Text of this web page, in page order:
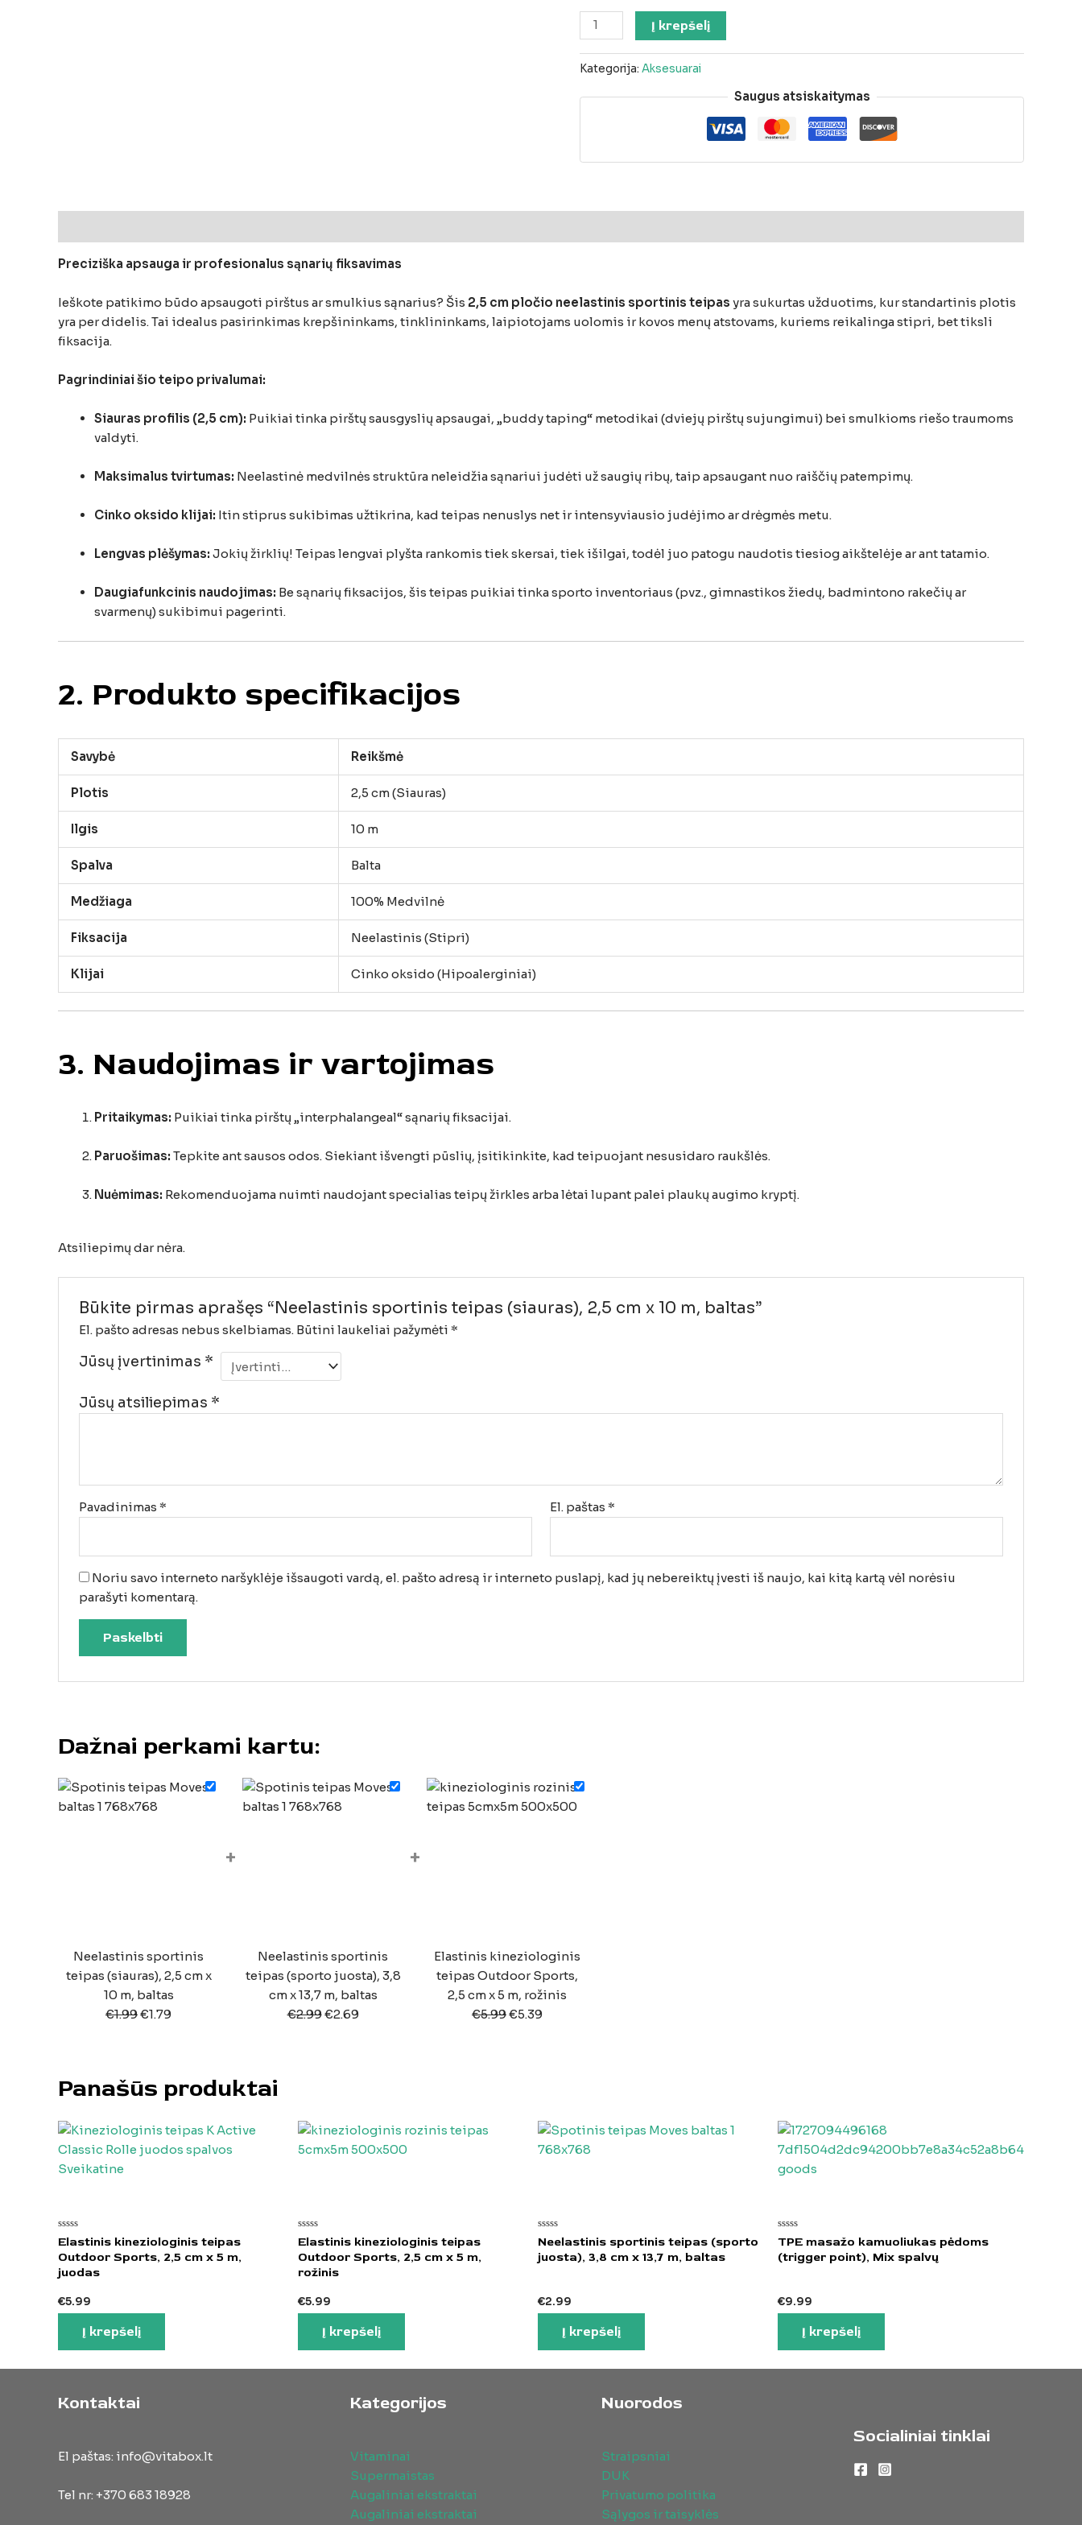
Į krepšelį
Kategorija: Aksesuarai
Saugus atsiskaitymas
Preciziška apsauga ir profesionalus sąnarių fiksavimas
Ieškote patikimo būdo apsaugoti pirštus ar smulkius sąnarius? Šis 2,5 cm pločio neelastinis sportinis teipas yra sukurtas užduotims, kur standartinis plotis
yra per didelis. Tai idealus pasirinkimas krepšininkams, tinklininkams, laipiotojams uolomis ir kovos menų atstovams, kuriems reikalinga stipri, bet tiksli
fiksacija.
Pagrindiniai šio teipo privalumai:
Siauras profilis (2,5 cm): Puikiai tinka pirštų sausgyslių apsaugai, „buddy taping“ metodikai (dviejų pirštų sujungimui) bei smulkioms riešo traumoms
valdyti.
Maksimalus tvirtumas: Neelastinė medvilnės struktūra neleidžia sąnariui judėti už saugių ribų, taip apsaugant nuo raiščių patempimų.
Cinko oksido klijai: Itin stiprus sukibimas užtikrina, kad teipas nenuslys net ir intensyviausio judėjimo ar drėgmės metu.
Lengvas plėšymas: Jokių žirklių! Teipas lengvai plyšta rankomis tiek skersai, tiek išilgai, todėl juo patogu naudotis tiesiog aikštelėje ar ant tatamio.
Daugiafunkcinis naudojimas: Be sąnarių fiksacijos, šis teipas puikiai tinka sporto inventoriaus (pvz., gimnastikos žiedų, badmintono rakečių ar
svarmenų) sukibimui pagerinti.
2. Produkto specifikacijos
Savybė Reikšmė
Plotis 2,5 cm (Siauras)
Ilgis 10 m
Spalva Balta
Medžiaga 100% Medvilnė
Fiksacija Neelastinis (Stipri)
Klijai Cinko oksido (Hipoalerginiai)
3. Naudojimas ir vartojimas
Pritaikymas: Puikiai tinka pirštų „interphalangeal“ sąnarių fiksacijai.
Paruošimas: Tepkite ant sausos odos. Siekiant išvengti pūslių, įsitikinkite, kad teipuojant nesusidaro raukšlės.
Nuėmimas: Rekomenduojama nuimti naudojant specialias teipų žirkles arba lėtai lupant palei plaukų augimo kryptį.
Atsiliepimų dar nėra.
Būkite pirmas aprašęs “Neelastinis sportinis teipas (siauras), 2,5 cm x 10 m, baltas”
El. pašto adresas nebus skelbiamas. Būtini laukeliai pažymėti *
Jūsų įvertinimas *
Jūsų atsiliepimas *
Pavadinimas * El. paštas *
Noriu savo interneto naršyklėje išsaugoti vardą, el. pašto adresą ir interneto puslapį, kad jų nebereiktų įvesti iš naujo, kai kitą kartą vėl norėsiu
parašyti komentarą.
Dažnai perkami kartu:
Neelastinis sportinis
teipas (siauras), 2,5 cm x
10 m, baltas
€1.99€1.79
+
Neelastinis sportinis
teipas (sporto juosta), 3,8
cm x 13,7 m, baltas
€2.99€2.69
+
Elastinis kineziologinis
teipas Outdoor Sports,
2,5 cm x 5 m, rožinis
€5.99€5.39
Panašūs produktai
Įvertinimas:
0
iš
5
Elastinis kineziologinis teipas
Outdoor Sports, 2,5 cm x 5 m,
juodas
€5.99
Į krepšelį
Įvertinimas:
0
iš
Elastinis kineziologinis teipas
Outdoor Sports, 2,5 cm x 5 m,
rožinis
€5.99
Į krepšelį
Įvertinimas:
0
iš
Neelastinis sportinis teipas (sporto
juosta), 3,8 cm x 13,7 m, baltas
€2.99
Į krepšelį
Įvertinimas:
0
iš
TPE masažo kamuoliukas pėdoms
(trigger point), Mix spalvų
€9.99
Į krepšelį
Kontaktai
El paštas: info@vitabox.lt
Tel nr: +370 683 18928
Kategorijos
Vitaminai
Supermaistas
Augaliniai ekstraktai
Augaliniai ekstraktai
Nuorodos
Straipsniai
DUK
Privatumo politika
Sąlygos ir taisyklės
Socialiniai tinklai